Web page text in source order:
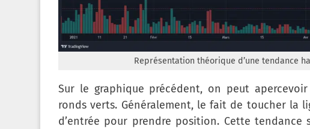
Représentation théorique d’une tendance
Sur le graphique précédent, on peut
ronds verts. Généralement, le fait de toucher la
d’entrée pour prendre position. Cette tendance